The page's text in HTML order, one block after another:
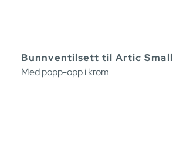
Bunnventilsett til Artic Small
Med popp-opp i krom